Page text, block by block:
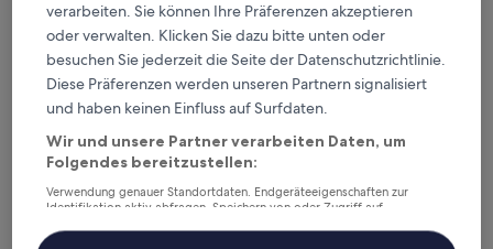
Verdiene Prämien für jede
wahrgenommene Übernachtung
Mehr sparen mit Preisen für Mitglieder
Überprüfe die Preise für diese Daten
verarbeiten. Sie können Ihre Präferenzen akzeptieren
oder verwalten. Klicken Sie dazu bitte unten oder
besuchen Sie jederzeit die Seite der Datenschutzrichtlinie.
Diese Präferenzen werden unseren Partnern signalisiert
und haben keinen Einfluss auf Surfdaten.
Wir und unsere Partner verarbeiten Daten, um
Folgendes bereitzustellen:
Verwendung genauer Standortdaten. Endgeräteeigenschaften zur
Identifikation aktiv abfragen. Speichern von oder Zugriff auf
Inhalte, Messung von Werbeleistung und der Performance von Inhalten,